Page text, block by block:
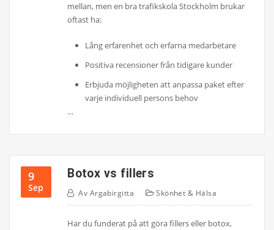
mellan, men en bra trafikskola Stockholm brukar
oftast ha:
Lång erfarenhet och erfarna medarbetare
Positiva recensioner från tidigare kunder
Erbjuda möjligheten att anpassa paket efter
varje individuell persons behov
…
9
Sep
Botox vs fillers
Av Argabirgitta Skönhet & Hälsa
Har du funderat på att göra fillers eller botox,